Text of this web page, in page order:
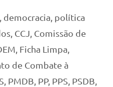
democracia política
, CCJ Comissão de
Ficha Limpa
de Combate à
PMDB PP, PPS PSDB